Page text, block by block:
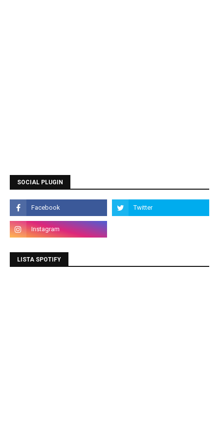
SOCIAL PLUGIN
LISTA SPOTIFY